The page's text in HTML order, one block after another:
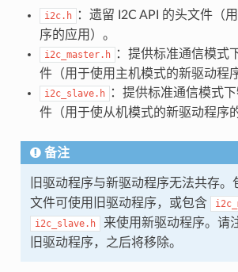
i2c.h
：遗留 I2C API 的头文件（
序的应用）。
i2c_master.h
：提供标准通信模式
件（用于使用主机模式的新驱动程
i2c_slave.h
：提供标准通信模式
件（用于使从机模式的新驱动程序
备注
旧驱动程序与新驱动程序无法共存。
文件可使用旧驱动程序，或包含
i2c_slave.h
来使用新驱动程序。请
旧驱动程序，之后将移除。